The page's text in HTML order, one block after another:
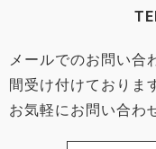
メールでのお問い合
間受け付けておりま
お気軽にお問い合わ